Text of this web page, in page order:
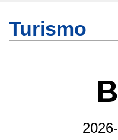
Turismo